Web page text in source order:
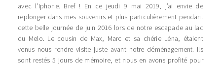
avec l’Iphone. Bref ! En ce jeudi 9 mai 2019, j’ai envie de
replonger dans mes souvenirs et plus particulièrement pendant
cette belle journée de juin 2016 lors de notre escapade au lac
du Melo. Le cousin de Max, Marc et sa chérie Léna, étaient
venus nous rendre visite juste avant notre déménagement. Ils
sont restés 5 jours de mémoire, et nous en avons profité pour